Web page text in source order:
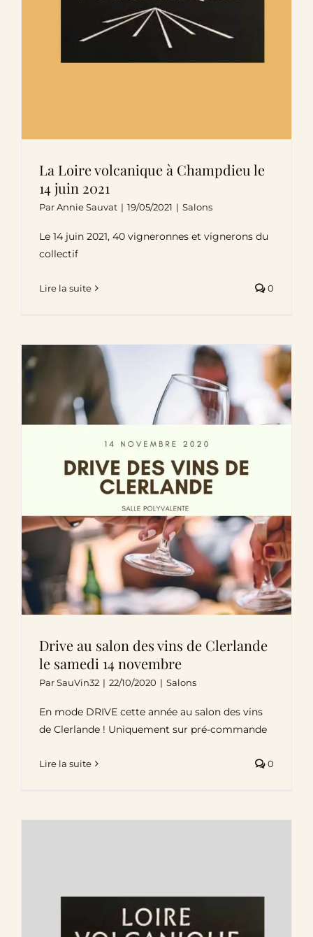
La Loire volcanique à Champdieu le
14 juin 2021
ParAnnie Sauvat | 19/05/2021 | Salons
Le 14 juin 2021, 40 vigneronnes et vignerons du
collectif
Lire la suite 0
Drive au salon des vins de Clerlande
le samedi 14 novembre
ParSauVin32 | 22/10/2020 | Salons
En mode DRIVE cette année au salon des vins
de Clerlande ! Uniquement sur pré-commande
Lire la suite 0